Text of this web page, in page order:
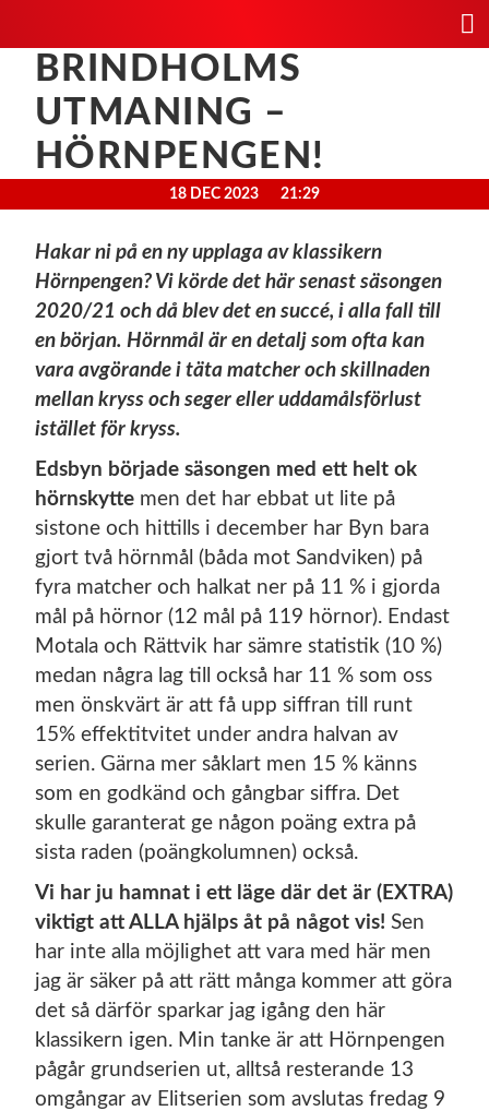
BRINDHOLMS
UTMANING –
HÖRNPENGEN!
18 DEC 2023 21:29
Hakar ni på en ny upplaga av klassikern
Hörnpengen? Vi körde det här senast säsongen
2020/21 och då blev det en succé, i alla fall till
en början. Hörnmål är en detalj som ofta kan
vara avgörande i täta matcher och skillnaden
mellan kryss och seger eller uddamålsförlust
istället för kryss.
Edsbyn började säsongen med ett helt ok
hörnskytte men det har ebbat ut lite på
sistone och hittills i december har Byn bara
gjort två hörnmål (båda mot Sandviken) på
fyra matcher och halkat ner på 11 % i gjorda
mål på hörnor (12 mål på 119 hörnor). Endast
Motala och Rättvik har sämre statistik (10 %)
medan några lag till också har 11 % som oss
men önskvärt är att få upp siffran till runt
15% effektitvitet under andra halvan av
serien. Gärna mer såklart men 15 % känns
som en godkänd och gångbar siffra. Det
skulle garanterat ge någon poäng extra på
sista raden (poängkolumnen) också.
Vi har ju hamnat i ett läge där det är (EXTRA)
viktigt att ALLA hjälps åt på något vis! Sen
har inte alla möjlighet att vara med här men
jag är säker på att rätt många kommer att göra
det så därför sparkar jag igång den här
klassikern igen. Min tanke är att Hörnpengen
pågår grundserien ut, alltså resterande 13
omgångar av Elitserien som avslutas fredag 9